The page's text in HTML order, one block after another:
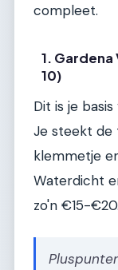
compleet.
1.
10)
Dit is je
Je steekt de
klemmetje
Waterdicht
zo'n €15-